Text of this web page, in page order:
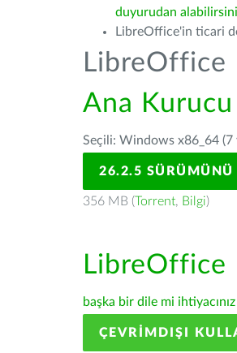
duyurudan
LibreOffice'in ticari
LibreOffice
Ana Kurucu
Seçili: Windows x86_64
26.2.5 SÜRÜMÜNÜ
356 MB (Torrent, Bilgi)
LibreOffice
başka bir dile mi
ÇEVRIMDIŞI